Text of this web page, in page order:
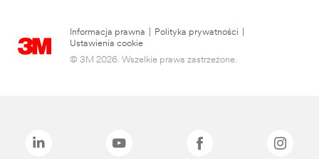
Informacja prawna Polityka prywatności
Ustawienia cookie
© 3M 2026. Wszelkie prawa zastrzeżone.